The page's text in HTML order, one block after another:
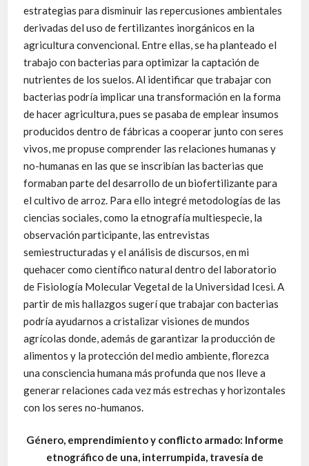
estrategias para disminuir las repercusiones ambientales
derivadas del uso de fertilizantes inorgánicos en la
agricultura convencional. Entre ellas, se ha planteado el
trabajo con bacterias para optimizar la captación de
nutrientes de los suelos. Al identificar que trabajar con
bacterias podría implicar una transformación en la forma
de hacer agricultura, pues se pasaba de emplear insumos
producidos dentro de fábricas a cooperar junto con seres
vivos, me propuse comprender las relaciones humanas y
no-humanas en las que se inscribían las bacterias que
formaban parte del desarrollo de un biofertilizante para
el cultivo de arroz. Para ello integré metodologías de las
ciencias sociales, como la etnografía multiespecie, la
observación participante, las entrevistas
semiestructuradas y el análisis de discursos, en mi
quehacer como científico natural dentro del laboratorio
de Fisiología Molecular Vegetal de la Universidad Icesi. A
partir de mis hallazgos sugerí que trabajar con bacterias
podría ayudarnos a cristalizar visiones de mundos
agrícolas donde, además de garantizar la producción de
alimentos y la protección del medio ambiente, florezca
una consciencia humana más profunda que nos lleve a
generar relaciones cada vez más estrechas y horizontales
con los seres no-humanos.
Género, emprendimiento y conflicto armado: Informe
etnográfico de una, interrumpida, travesía de